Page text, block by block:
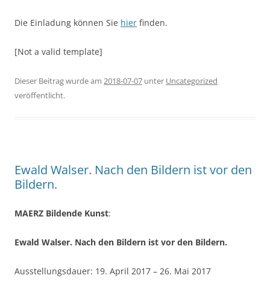
Die Einladung können Sie hier finden.
[Not a valid template]
Dieser Beitrag wurde am 2018-07-07 unter Uncategorized
veröffentlicht.
Ewald Walser. Nach den Bildern ist vor den
Bildern.
MAERZ Bildende Kunst:
Ewald Walser. Nach den Bildern ist vor den Bildern.
Ausstellungsdauer: 19. April 2017 – 26. Mai 2017